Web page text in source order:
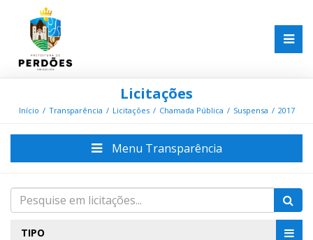
Licitações
Início Transparência Licitações Chamada Pública Suspensa 2017
Menu Transparência
TIPO